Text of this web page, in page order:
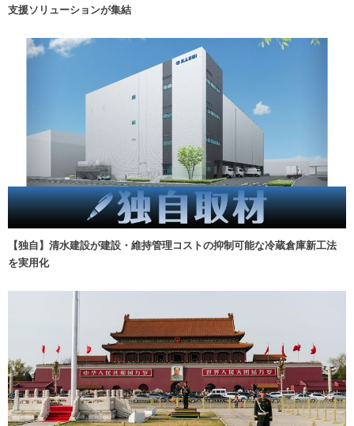
支援ソリューションが集結
【独自】清水建設が建設・維持管理コストの抑制可能な冷蔵倉庫新工法
を実用化